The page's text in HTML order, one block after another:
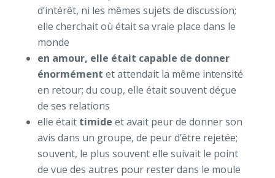
d’intérêt, ni les mêmes sujets de discussion;
elle cherchait où était sa vraie place dans le
monde
en amour, elle était capable de donner
énormément et attendait la même intensité
en retour; du coup, elle était souvent déçue
de ses relations
elle était timide et avait peur de donner son
avis dans un groupe, de peur d’être rejetée;
souvent, le plus souvent elle suivait le point
de vue des autres pour rester dans le moule